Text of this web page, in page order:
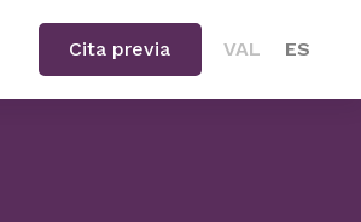
Cita previa VAL ES